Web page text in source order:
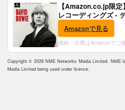
【Amazon.co.jp限
レコーディングズ -
ャケ付)
Amazonで見る
価格・在庫はAmazonでご
Copyright © 2026 NME Networks Media Limited. NME
Media Limited being used under licence.